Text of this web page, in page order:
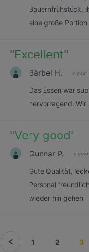
Bauernfrühstück,
eine große
"Excellent"
Bärbel H. a year
Das Essen war
hervorragend. Wir
"Very good"
Gunnar P. a
Gute Qualität,
Personal
wieder hin gehen
1 2 3